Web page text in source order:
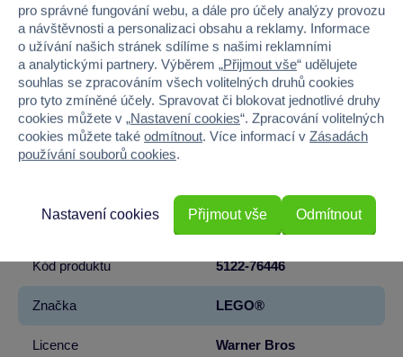
U našich hraček garantujemekvalitu a bezpečnost.
Kategorie
LEGO® Harry Potter™ LEGO®
Kód produktu 5122-76446
Značka LEGO®
Licence Warner Bros
pro správné fungování webu, a dále pro účely analýzy provozu
a návštěvnosti a personalizaci obsahu a reklamy. Informace
o užívání našich stránek sdílíme s našimi reklamními
a analytickými partnery. Výběrem „Přijmout vše“ udělujete
souhlas se zpracováním všech volitelných druhů cookies
pro tyto zmíněné účely. Spravovat či blokovat jednotlivé druhy
cookies můžete v „Nastavení cookies“. Zpracování volitelných
cookies můžete také odmítnout. Více informací v Zásadách
používání souborů cookies.
Odmítnout
Nastavení cookies Přijmout vše